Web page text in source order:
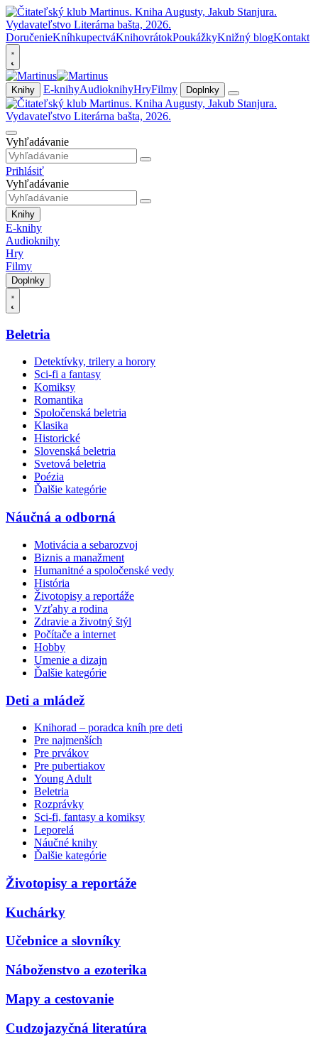
DoručenieKníhkupectváKnihovrátokPoukážkyKnižný blogKontakt
Knihy E-knihyAudioknihyHryFilmy Doplnky
Vyhľadávanie
Prihlásiť
Vyhľadávanie
Knihy
E-knihy
Audioknihy
Hry
Filmy
Doplnky
Beletria
Detektívky, trilery a horory
Sci-fi a fantasy
Komiksy
Romantika
Spoločenská beletria
Klasika
Historické
Slovenská beletria
Svetová beletria
Poézia
Ďalšie kategórie
Náučná a odborná
Motivácia a sebarozvoj
Biznis a manažment
Humanitné a spoločenské vedy
História
Životopisy a reportáže
Vzťahy a rodina
Zdravie a životný štýl
Počítače a internet
Hobby
Umenie a dizajn
Ďalšie kategórie
Deti a mládež
Knihorad – poradca kníh pre deti
Pre najmenších
Pre prvákov
Pre pubertiakov
Young Adult
Beletria
Rozprávky
Sci-fi, fantasy a komiksy
Leporelá
Náučné knihy
Ďalšie kategórie
Životopisy a reportáže
Kuchárky
Učebnice a slovníky
Náboženstvo a ezoterika
Mapy a cestovanie
Cudzojazyčná literatúra